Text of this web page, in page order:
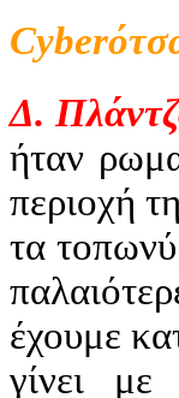
Cyber
Δ.
ήταν
περιοχή
τα
έχουμε
γίνει